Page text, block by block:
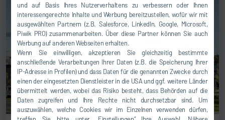
und auf Basis Ihres Nutzerverhaltens zu verbessern oder Ihnen
interessengerechte Inhalte und Werbung bereitzustellen, wofür wir mit
ausgewählten Partnern (z.B. Salesforce, LinkedIn, Google, Microsoft,
Piwik PRO) zusammenarbeiten. Über diese Partner können Sie auch
Werbung auf anderen Webseiten erhalten.
Wenn Sie einwilligen, akzeptieren Sie gleichzeitig bestimmte
anschließende Verarbeitungen Ihrer Daten (z.B. die Speicherung Ihrer
IP-Adresse in Profilen) und dass Daten für die genannten Zwecke durch
einen der eingesetzten Dienstleister in die USA und ggf. weitere Länder
übermittelt werden, wobei das Risiko besteht, dass Behörden auf die
Daten zugreifen und Ihre Rechte nicht durchsetzbar sind. Um
auszuwählen, welche Cookies wir im Einzelnen verwenden dürfen,